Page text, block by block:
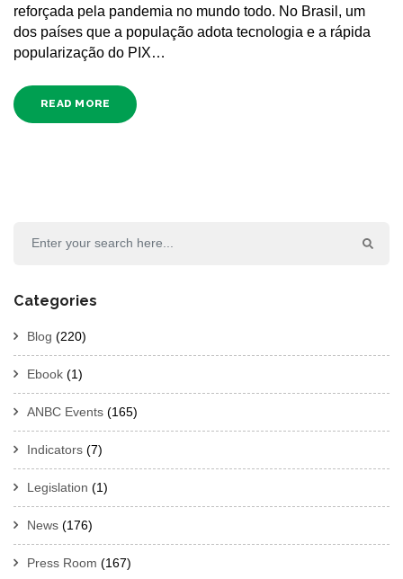
reforçada pela pandemia no mundo todo. No Brasil, um
dos países que a população adota tecnologia e a rápida
popularização do PIX…
READ MORE
Categories
Blog (220)
Ebook (1)
ANBC Events (165)
Indicators (7)
Legislation (1)
News (176)
Press Room (167)